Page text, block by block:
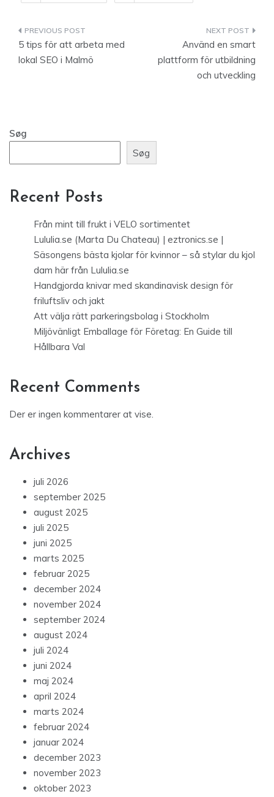
Indlægsnavigation
5 tips för att arbeta med
lokal SEO i Malmö
Använd en smart
plattform för utbildning
och utveckling
Søg
Søg
Recent Posts
Från mint till frukt i VELO sortimentet
Lululia.se (Marta Du Chateau) | eztronics.se |
Säsongens bästa kjolar för kvinnor – så stylar du kjol
dam här från Lululia.se
Handgjorda knivar med skandinavisk design för
friluftsliv och jakt
Att välja rätt parkeringsbolag i Stockholm
Miljövänligt Emballage för Företag: En Guide till
Hållbara Val
Recent Comments
Der er ingen kommentarer at vise.
Archives
juli 2026
september 2025
august 2025
juli 2025
juni 2025
marts 2025
februar 2025
december 2024
november 2024
september 2024
august 2024
juli 2024
juni 2024
maj 2024
april 2024
marts 2024
februar 2024
januar 2024
december 2023
november 2023
oktober 2023